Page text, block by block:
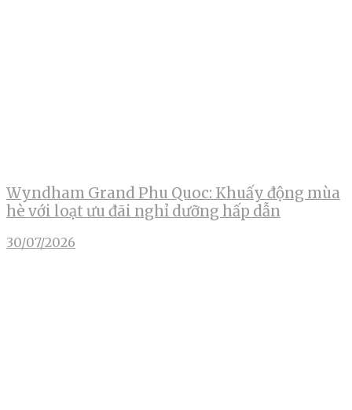
Wyndham Grand Phu Quoc: Khuấy động mùa
hè với loạt ưu đãi nghỉ dưỡng hấp dẫn
30/07/2026